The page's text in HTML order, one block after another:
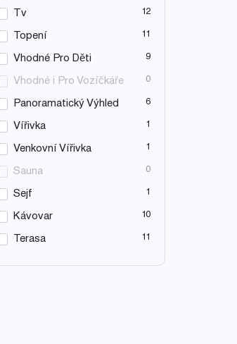
Tv 12
Topení 11
Vhodné Pro Děti 9
Vhodné i Pro Vozíčkáře 0
Panoramatický Výhled 6
Vířivka 1
Venkovní Vířivka 1
Sauna 0
Sejf 1
Kávovar 10
Terasa 11